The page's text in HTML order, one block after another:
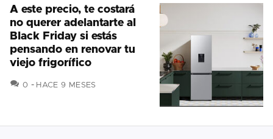
A este precio, te costará
no querer adelantarte al
Black Friday si estás
pensando en renovar tu
viejo frigorífico
0 COMENTARIOS
HACE 9 MESES